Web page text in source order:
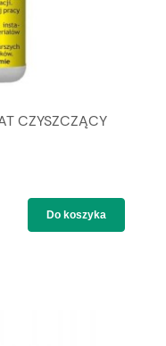
CZYSZCZĄCY
Do koszyka